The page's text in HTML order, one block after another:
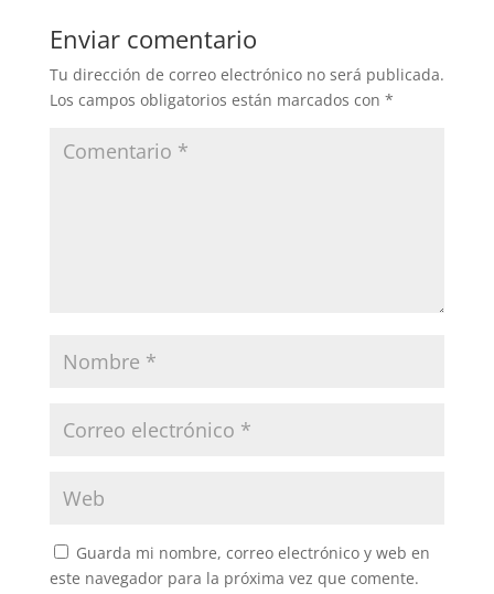
Enviar comentario
Tu dirección de correo electrónico no será publicada.
Los campos obligatorios están marcados con *
Guarda mi nombre, correo electrónico y web en
este navegador para la próxima vez que comente.